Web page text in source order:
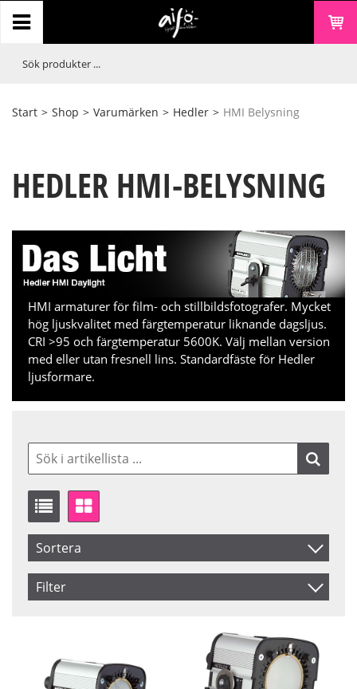
Start > Shop > Varumärken > Hedler > HMI Belysning
HEDLER HMI-BELYSNING
HMI armaturer för film- och stillbildsfotografer. Mycket
hög ljuskvalitet med färgtemperatur liknande dagsljus.
CRI >95 och färgtemperatur 5600K. Välj mellan version
med eller utan fresnell lins. Standardfäste för Hedler
ljusformare.
Sortera
Artikelkod
Filter
Pris